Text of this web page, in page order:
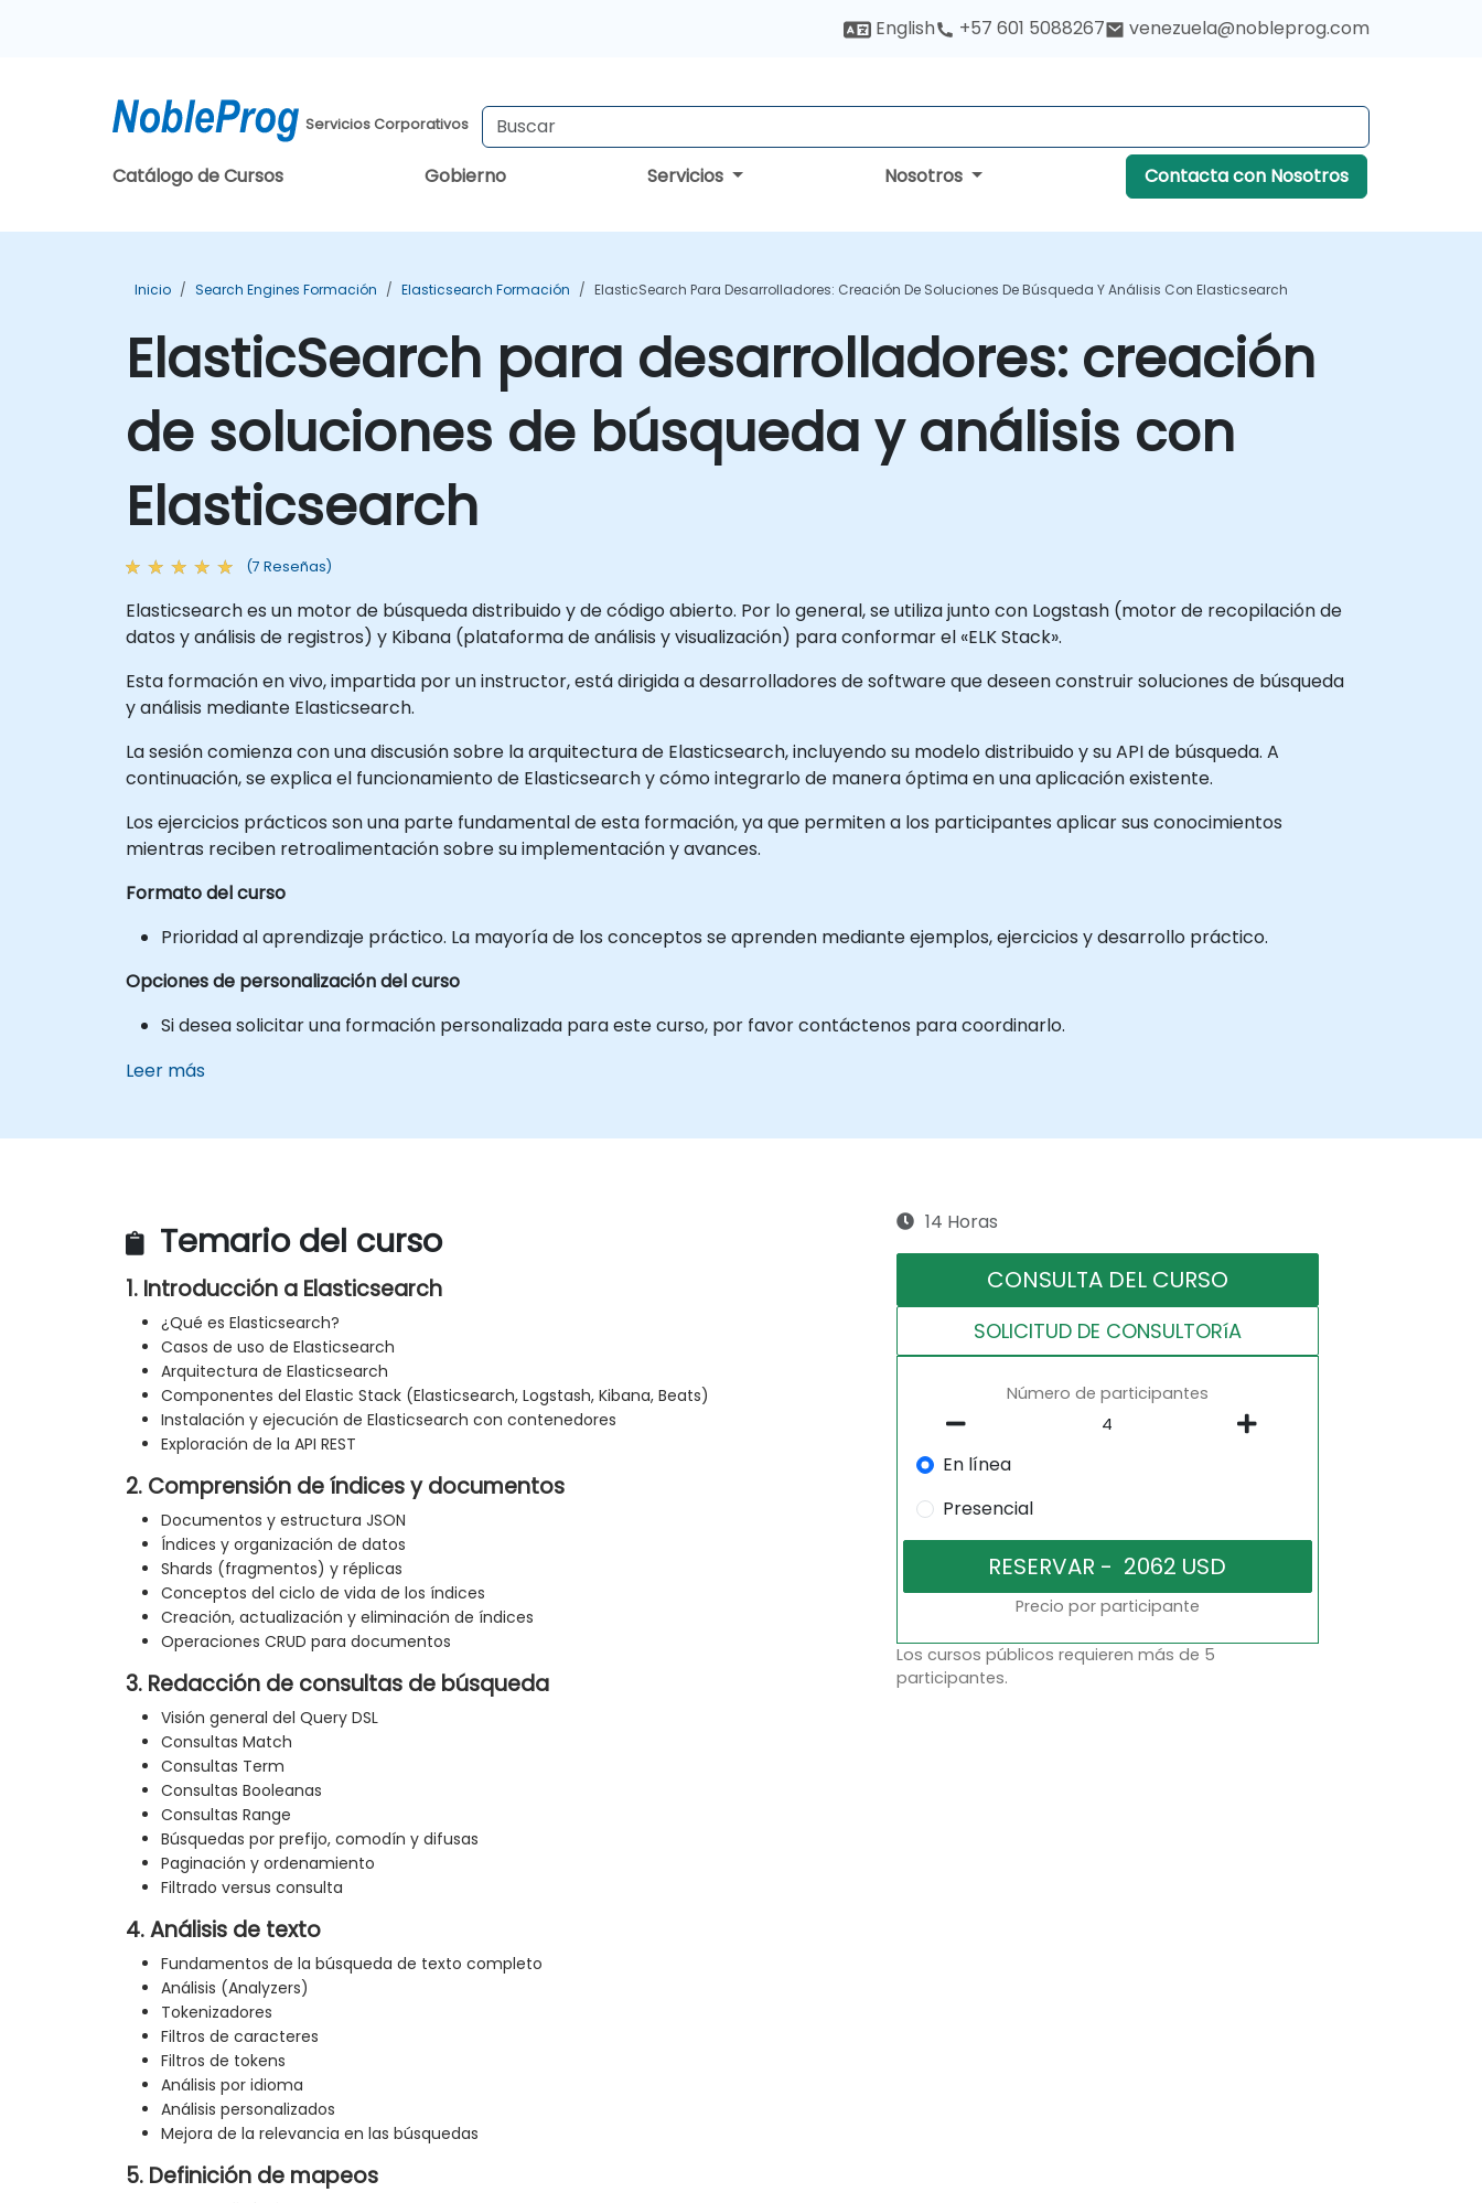
English +57 601 5088267 venezuela@nobleprog.com
Servicios Corporativos
Catálogo de Cursos Gobierno Servicios Nosotros Contacta con Nosotros
Inicio Search Engines Formación Elasticsearch Formación ElasticSearch Para Desarrolladores: Creación De Soluciones De Búsqueda Y Análisis Con Elasticsearch
ElasticSearch para desarrolladores: creación
de soluciones de búsqueda y análisis con
Elasticsearch
(7 Reseñas)
Elasticsearch es un motor de búsqueda distribuido y de código abierto. Por lo general, se utiliza junto con Logstash (motor de recopilación de
datos y análisis de registros) y Kibana (plataforma de análisis y visualización) para conformar el «ELK Stack».
Esta formación en vivo, impartida por un instructor, está dirigida a desarrolladores de software que deseen construir soluciones de búsqueda
y análisis mediante Elasticsearch.
La sesión comienza con una discusión sobre la arquitectura de Elasticsearch, incluyendo su modelo distribuido y su API de búsqueda. A
continuación, se explica el funcionamiento de Elasticsearch y cómo integrarlo de manera óptima en una aplicación existente.
Los ejercicios prácticos son una parte fundamental de esta formación, ya que permiten a los participantes aplicar sus conocimientos
mientras reciben retroalimentación sobre su implementación y avances.
Formato del curso
Prioridad al aprendizaje práctico. La mayoría de los conceptos se aprenden mediante ejemplos, ejercicios y desarrollo práctico.
Opciones de personalización del curso
Si desea solicitar una formación personalizada para este curso, por favor contáctenos para coordinarlo.
Leer más
Temario del curso
1. Introducción a Elasticsearch
¿Qué es Elasticsearch?
Casos de uso de Elasticsearch
Arquitectura de Elasticsearch
Componentes del Elastic Stack (Elasticsearch, Logstash, Kibana, Beats)
Instalación y ejecución de Elasticsearch con contenedores
Exploración de la API REST
2. Comprensión de índices y documentos
Documentos y estructura JSON
Índices y organización de datos
Shards (fragmentos) y réplicas
Conceptos del ciclo de vida de los índices
Creación, actualización y eliminación de índices
Operaciones CRUD para documentos
3. Redacción de consultas de búsqueda
Visión general del Query DSL
Consultas Match
Consultas Term
Consultas Booleanas
Consultas Range
Búsquedas por prefijo, comodín y difusas
Paginación y ordenamiento
Filtrado versus consulta
4. Análisis de texto
Fundamentos de la búsqueda de texto completo
Análisis (Analyzers)
Tokenizadores
Filtros de caracteres
Filtros de tokens
Análisis por idioma
Análisis personalizados
Mejora de la relevancia en las búsquedas
5. Definición de mapeos
14 Horas
CONSULTA DEL CURSO
SOLICITUD DE CONSULTORíA
Número de participantes
En línea
Presencial
Precio por participante
Los cursos públicos requieren más de 5
participantes.